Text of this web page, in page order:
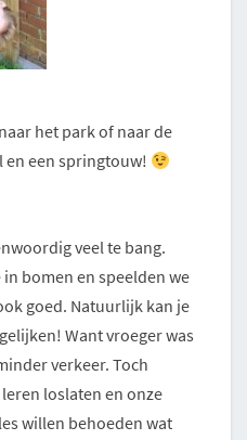
het park of naar de
en een springtouw!
veel te bang.
bomen en speelden we
goed. Natuurlijk kan je
Want vroeger was
verkeer. Toch
loslaten en onze
willen behoeden wat